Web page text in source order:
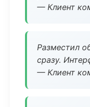
— Клиент
Разместил
сразу.
— Клиент